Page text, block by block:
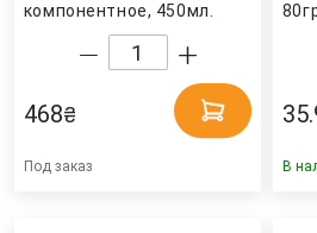
компонентное, 450мл.
(200 + 250мл.) HG
468₴
Под заказ В